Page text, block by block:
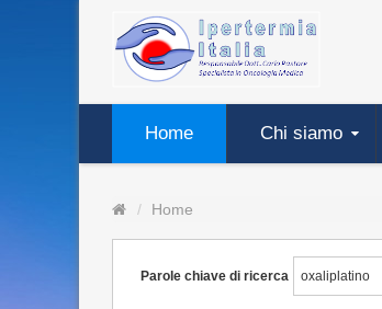
Home Chi siamo
Home
Parole chiave di ricerca